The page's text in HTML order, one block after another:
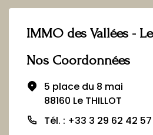
IMMO des Vallées -
Nos Coordonnées
5 place du 8 mai
88160 Le THILLOT
Tél. : +33 3 29 62 42 57